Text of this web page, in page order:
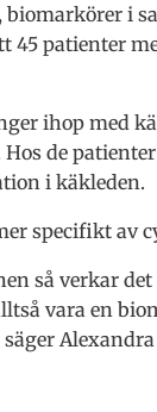
i
patienter
ihop med
de
i käkleden.
specifikt av
så verkar
vara en